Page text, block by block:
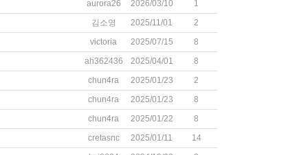
aurora26 2026/03/10
1
김소영
2025/11/01
2
victoria
2025/07/15
8
ah362436
2025/04/01
8
chun4ra
2025/01/23
2
chun4ra
2025/01/23
8
chun4ra
2025/01/22
8
cretasnc
2025/01/11
14